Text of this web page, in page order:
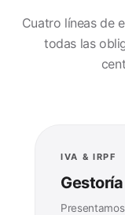
Cuatro líneas de
todas las
IVA & IRPF